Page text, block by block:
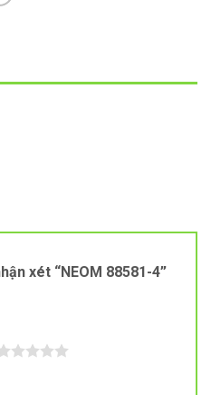
xét “NEOM 88581-4”